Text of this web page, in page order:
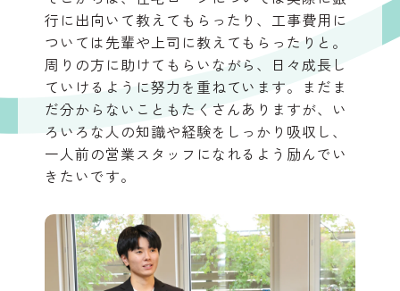
行に出向いて教えてもらったり、工事費用に
ついては先輩や上司に教えてもらったりと。
周りの方に助けてもらいながら、日々成長し
ていけるように努力を重ねています。まだま
だ分からないこともたくさんありますが、い
ろいろな人の知識や経験をしっかり吸収し、
一人前の営業スタッフになれるよう励んでい
きたいです。